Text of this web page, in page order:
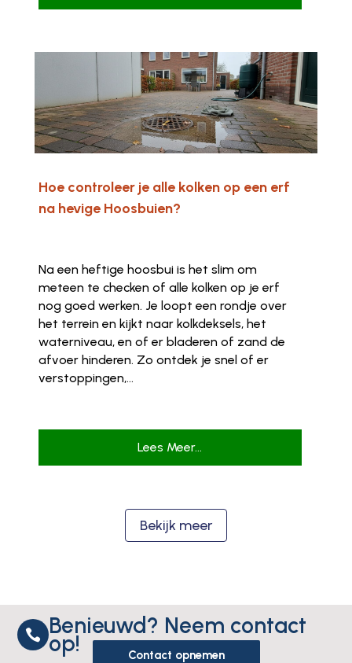
Hoe controleer je alle kolken op een erf
na hevige Hoosbuien?
Na een heftige hoosbui is het slim om
meteen te checken of alle kolken op je erf
nog goed werken. Je loopt een rondje over
het terrein en kijkt naar kolkdeksels, het
waterniveau, en of er bladeren of zand de
afvoer hinderen. Zo ontdek je snel of er
verstoppingen,...
Lees Meer...
Bekijk meer
 Benieuwd? Neem contact
op! Contact opnemen